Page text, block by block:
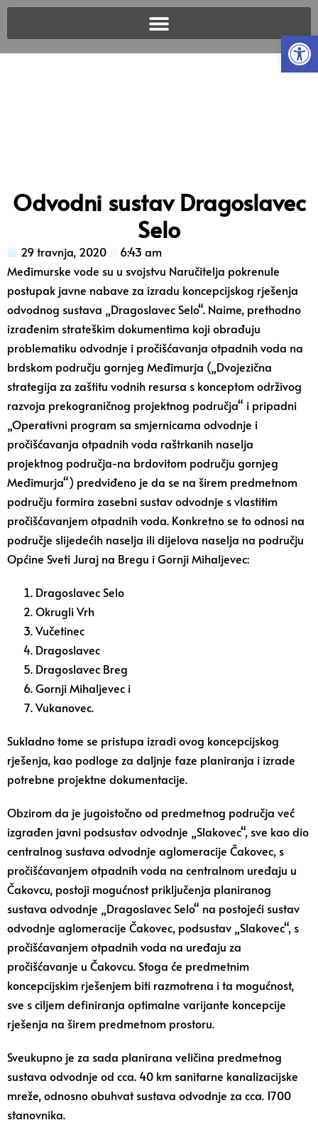
Odvodni sustav Dragoslavec
Selo
29 travnja, 2020
6:43 am
Međimurske vode su u svojstvu Naručitelja pokrenule
postupak javne nabave za izradu koncepcijskog rješenja
odvodnog sustava „Dragoslavec Selo“. Naime, prethodno
izrađenim strateškim dokumentima koji obrađuju
problematiku odvodnje i pročišćavanja otpadnih voda na
brdskom području gornjeg Međimurja („Dvojezična
strategija za zaštitu vodnih resursa s konceptom održivog
razvoja prekograničnog projektnog područja“ i pripadni
„Operativni program sa smjernicama odvodnje i
pročišćavanja otpadnih voda raštrkanih naselja
projektnog područja-na brdovitom području gornjeg
Međimurja“) predviđeno je da se na širem predmetnom
području formira zasebni sustav odvodnje s vlastitim
pročišćavanjem otpadnih voda. Konkretno se to odnosi na
područje slijedećih naselja ili dijelova naselja na području
Općine Sveti Juraj na Bregu i Gornji Mihaljevec:
Dragoslavec Selo
Okrugli Vrh
Vučetinec
Dragoslavec
Dragoslavec Breg
Gornji Mihaljevec i
Vukanovec.
Sukladno tome se pristupa izradi ovog koncepcijskog
rješenja, kao podloge za daljnje faze planiranja i izrade
potrebne projektne dokumentacije.
Obzirom da je jugoistočno od predmetnog područja već
izgrađen javni podsustav odvodnje „Slakovec“, sve kao dio
centralnog sustava odvodnje aglomeracije Čakovec, s
pročišćavanjem otpadnih voda na centralnom uređaju u
Čakovcu, postoji mogućnost priključenja planiranog
sustava odvodnje „Dragoslavec Selo“ na postojeći sustav
odvodnje aglomeracije Čakovec, podsustav „Slakovec“, s
pročišćavanjem otpadnih voda na uređaju za
pročišćavanje u Čakovcu. Stoga će predmetnim
koncepcijskim rješenjem biti razmotrena i ta mogućnost,
sve s ciljem definiranja optimalne varijante koncepcije
rješenja na širem predmetnom prostoru.
Sveukupno je za sada planirana veličina predmetnog
sustava odvodnje od cca. 40 km sanitarne kanalizacijske
mreže, odnosno obuhvat sustava odvodnje za cca. 1700
stanovnika.